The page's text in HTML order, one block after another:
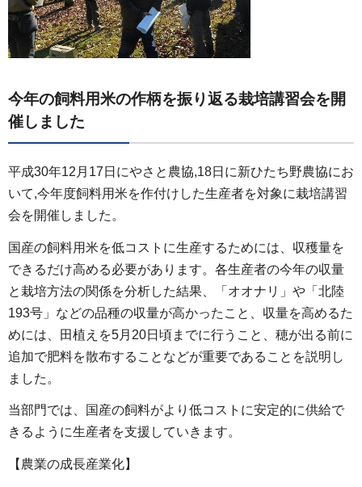
今年の飼料用米の作柄を振り返る栽培講習会を開
催しました
平成30年12月17日にやさと農協,18日に新ひたち野農協にお
いて,今年度飼料用米を作付けした生産者を対象に栽培講習
会を開催しました。
国産の飼料用米を低コストに生産するためには、収穫量を
できるだけ高める必要があります。各生産者の今年の収量
と栽培方法の関係を分析した結果、「オオナリ」や「北陸
193号」などの品種の収量が高かったこと、収量を高めるた
めには、田植えを5月20日頃までに行うこと、穂が出る前に
追加で肥料を散布することなどが重要であることを説明し
ました。
当部門では、国産の飼料がより低コストに安定的に供給で
きるように生産者を支援していきます。
【農業の成長産業化】